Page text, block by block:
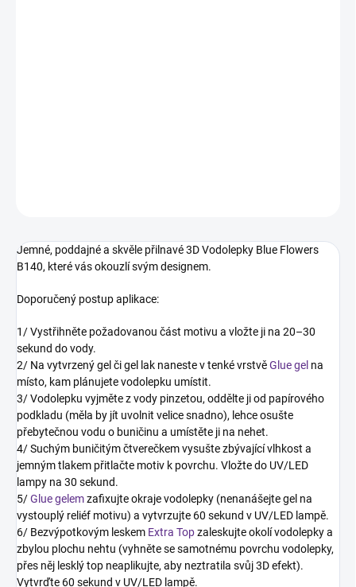
Jemné, poddajné a skvěle přilnavé 3D Vodolepky Blue Flowers
B140, které vás okouzlí svým designem.
Doporučený postup aplikace:
1/ Vystřihněte požadovanou část motivu a vložte ji na 20–30
sekund do vody.
2/ Na vytvrzený gel či gel lak naneste v tenké vrstvěGlue gel na
místo, kam plánujete vodolepku umístit.
3/ Vodolepku vyjměte z vody pinzetou, oddělte ji od papírového
podkladu (měla by jít uvolnit velice snadno), lehce osušte
přebytečnou vodu o buničinu a umístěte ji na nehet.
4/ Suchým buničitým čtverečkem vysušte zbývající vlhkost a
jemným tlakem přitlačte motiv k povrchu. Vložte do UV/LED
lampy na 30 sekund.
5/Glue gelemzafixujte okraje vodolepky (nenanášejte gel na
vystouplý reliéf motivu) a vytvrzujte 60 sekund v UV/LED lampě.
6/ Bezvýpotkovým leskem Extra Topzaleskujte okolí vodolepky a
zbylou plochu nehtu (vyhněte se samotnému povrchu vodolepky,
přes něj lesklý top neaplikujte, aby neztratila svůj 3D efekt).
Vytvrďte 60 sekund v UV/LED lampě.